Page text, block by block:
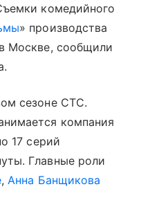
комедийного
» производства
Москве, сообщили
сезоне СТС.
компания
17 серий
Главные роли
, Анна Банщикова